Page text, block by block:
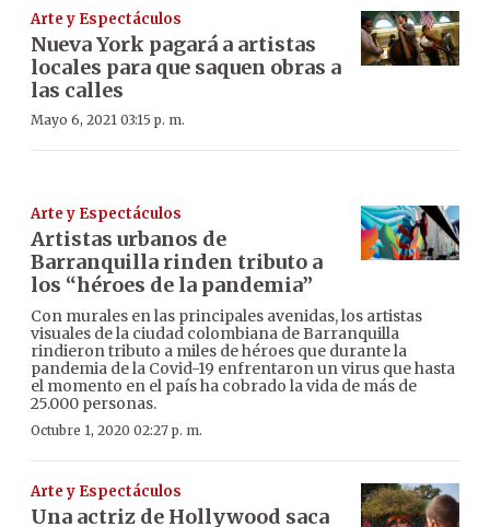
Arte y Espectáculos
Nueva York pagará a artistas
locales para que saquen obras a
las calles
Mayo 6, 2021 03:15 p. m.
Arte y Espectáculos
Artistas urbanos de
Barranquilla rinden tributo a
los “héroes de la pandemia”
Con murales en las principales avenidas, los artistas
visuales de la ciudad colombiana de Barranquilla
rindieron tributo a miles de héroes que durante la
pandemia de la Covid-19 enfrentaron un virus que hasta
el momento en el país ha cobrado la vida de más de
25.000 personas.
Octubre 1, 2020 02:27 p. m.
Arte y Espectáculos
Una actriz de Hollywood saca